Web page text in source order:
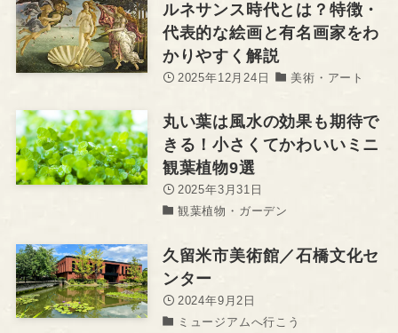
ルネサンス時代とは？特徴・
代表的な絵画と有名画家をわ
かりやすく解説
2025年12月24日 美術・アート
丸い葉は風水の効果も期待で
きる！小さくてかわいいミニ
観葉植物9選
2025年3月31日
観葉植物・ガーデン
久留米市美術館／石橋文化セ
ンター
2024年9月2日
ミュージアムへ行こう